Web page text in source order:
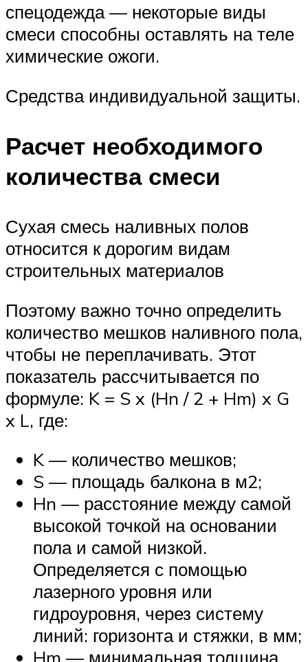
спецодежда — некоторые виды
смеси способны оставлять на теле
химические ожоги.
Средства индивидуальной защиты.
Расчет необходимого
количества смеси
Сухая смесь наливных полов
относится к дорогим видам
строительных материалов
Поэтому важно точно определить
количество мешков наливного пола,
чтобы не переплачивать. Этот
показатель рассчитывается по
формуле: K = S x (Hn / 2 + Hm) x G
x L, где:
K — количество мешков;
S — площадь балкона в м2;
Hn — расстояние между самой
высокой точкой на основании
пола и самой низкой.
Определяется с помощью
лазерного уровня или
гидроуровня, через систему
линий: горизонта и стяжки, в мм;
Hm — минимальная толщина